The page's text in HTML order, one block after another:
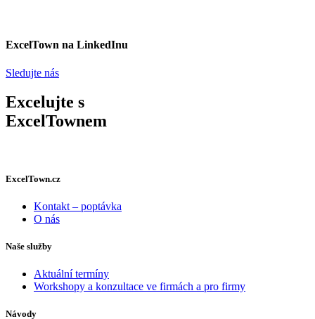
ExcelTown na LinkedInu
Sledujte nás
Excelujte s
ExcelTownem
ExcelTown.cz
Kontakt – poptávka
O nás
Naše služby
Aktuální termíny
Workshopy a konzultace ve firmách a pro firmy
Návody